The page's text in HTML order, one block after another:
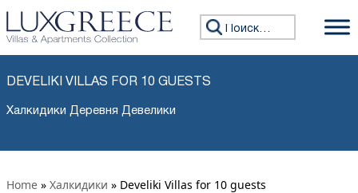
Искать:
DEVELIKI VILLAS FOR 10 GUESTS
Халкидики Деревня Девелики
Home » Халкидики » Develiki Villas for 10 guests